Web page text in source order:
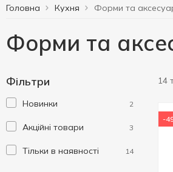
Головна Кухня
Форми та
Фільтри
Новинки 2
Акційні товари 3
Тільки в наявності 14
14
-